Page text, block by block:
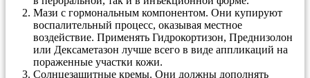
Мази с гормональным компонентом. Они купируют
воспалительный процесс, оказывая местное
воздействие. Применять Гидрокортизон, Преднизолон
или Дексаметазон лучше всего в виде аппликаций на
пораженные участки кожи.
Солнцезащитные кремы. Они должны дополнять